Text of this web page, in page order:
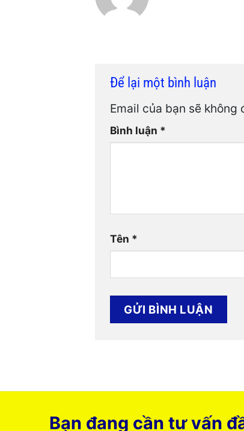
Để lại một bình luận
Email của bạn sẽ
Bình luận *
Tên *
Bạn đang cần tư vấn